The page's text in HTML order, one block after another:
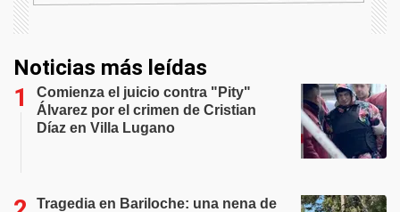
Noticias más leídas
Comienza el juicio contra "Pity"
Álvarez por el crimen de Cristian
Díaz en Villa Lugano
Tragedia en Bariloche: una nena de